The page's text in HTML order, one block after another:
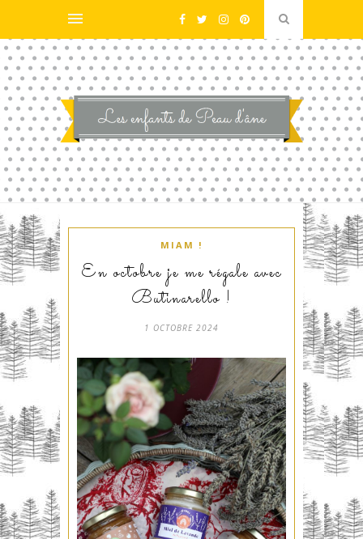
MIAM !
En octobre je me régale avec
Butinarello !
1 OCTOBRE 2024